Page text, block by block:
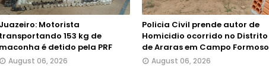
Juazeiro: Motorista
transportando 153 kg de
maconha é detido pela PRF
August 06, 2026
Policia Civil prende autor de
Homicidio ocorrido no Distrito
de Araras em Campo Formoso
August 06, 2026